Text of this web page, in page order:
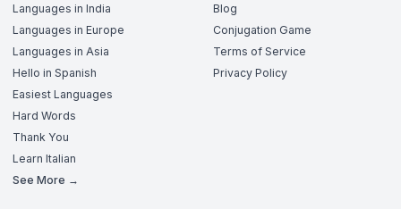
Languages in India
Languages in Europe
Languages in Asia
Hello in Spanish
Easiest Languages
Hard Words
Thank You
Learn Italian
See More →
Blog
Conjugation Game
Terms of Service
Privacy Policy